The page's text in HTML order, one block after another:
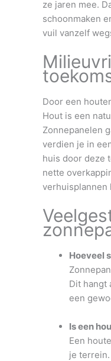
ze jaren mee.
schoonmaken
vuil vanzelf
Door een
Hout is een
Zonnepanelen
verdien je in
huis door deze
nette
verhuisplannen
Hoeveel
Dit hangt
een
Is een
Een
je